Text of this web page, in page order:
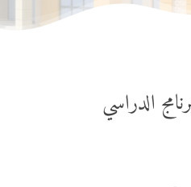
الدراسي